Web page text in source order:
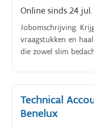
Online sinds 24 jul.
Jobomschrijving.
vraagstukken en
die zowel slim
Technical
Benelux